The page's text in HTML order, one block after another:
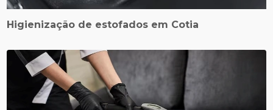
Higienização de estofados em Cotia